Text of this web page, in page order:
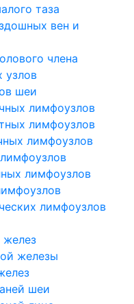
таза
вен и
члена
узлов
шеи
лимфоузлов
лимфоузлов
лимфоузлов
лимфоузлов
лимфоузлов
железы
шеи